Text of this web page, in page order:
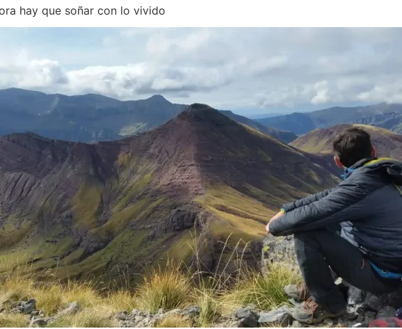
hay que soñar con lo vivido